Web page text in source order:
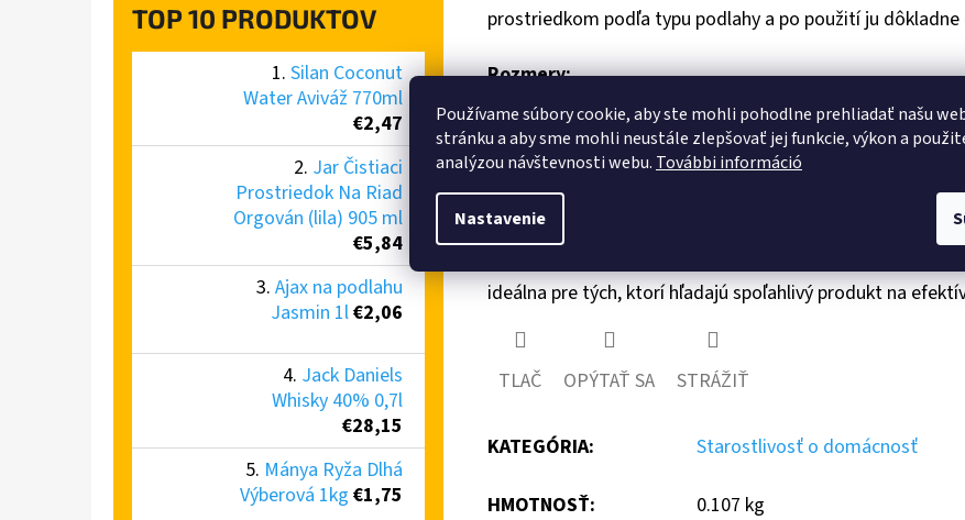
Používame súbory cookie, aby ste mohli pohodlne prehliadať našu
stránku a aby sme mohli neustále zlepšovať jej funkcie, výkon a
analýzou návštevnosti webu. További információ
Nastavenie
TOP 10 PRODUKTOV
Silan Coconut
Water Aviváž 770ml
€2,47
Jar Čistiaci
Prostriedok Na Riad
Orgován (lila) 905 ml
€5,84
Ajax na podlahu
Jasmin 1l€2,06
Jack Daniels
Whisky 40% 0,7l
€28,15
Mánya Ryža Dlhá
Výberová 1kg €1,75
prostriedkom podľa typu podlahy a po použití ju dôkladne
Rozmery:
60x70 cm
Balenie:
1 ks v balení
je jednoduchým,
ideálna pre tých, ktorí hľadajú spoľahlivý produkt na
TLAČ OPÝTAŤ SA STRÁŽIŤ
KATEGÓRIA: Starostlivosť o domácnosť
HMOTNOSŤ: 0.107 kg